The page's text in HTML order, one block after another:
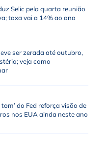
Selic pela quarta reunião
taxa vai a 14% ao ano
ser zerada até outubro,
veja como
tom’ do Fed reforça visão de
nos EUA ainda neste ano